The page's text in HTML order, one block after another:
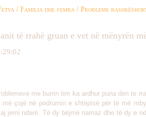
/ Familja dhe femra / Probleme
të rrahë gruan e vet në mënyrën
me burrin tim ka ardhur puna deri te
çojë në podrumin e shtëpisë për të më
jemi ndarë. Të dy bëjmë namaz dhe të dy e